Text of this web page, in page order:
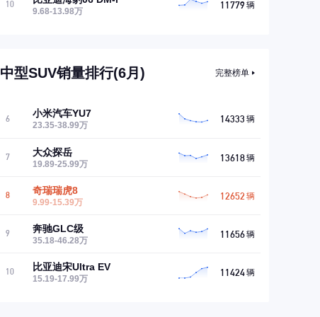
10
9.68-13.98万
11779 辆
中型SUV销量排行(6月) 完整榜单
6 小米汽车YU7
23.35-38.99万
14333 辆
7 大众探岳
19.89-25.99万
13618辆
8 奇瑞瑞虎8
9.99-15.39万
12652 辆
9 奔驰GLC级
35.18-46.28万
11656辆
10 比亚迪宋Ultra EV
15.19-17.99万
11424辆